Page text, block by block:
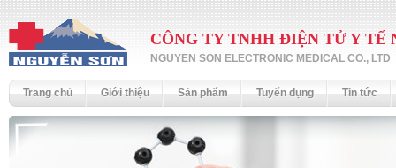
CÔNG TY TNHH ĐIỆN TỬ Y TẾ
NGUYEN SON ELECTRONIC MEDICAL CO., LTD
Trang chủ Giới thiệu Sản phẩm Tuyển dụng Tin tức